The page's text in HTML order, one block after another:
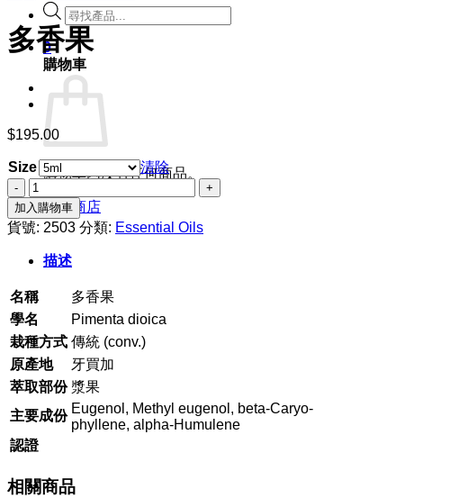
Products
search
0
購物車
購物車內沒有任何商品。
回到商店
多香果
$195.00
Size
清除
多
香
果
量
加入購物車
貨號: 2503 分類: Essential Oils
描述
名稱
多香果
學名
Pimenta dioica
栽種方式 傳統 (conv.)
原產地
牙買加
萃取部份 漿果
主要成份 Eugenol, Methyl eugenol, beta-Caryo-
phyllene, alpha-Humulene
認證
相關商品